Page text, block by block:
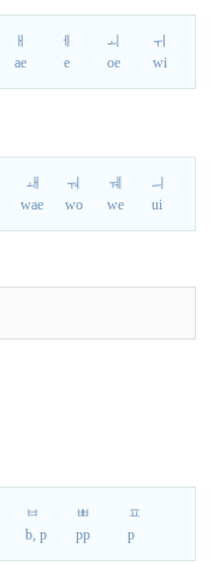
ㅐ
ae
ㅔ
e
ㅚ
oe
ㅟ
wi
ㅙ
wae
ㅝ
wo
ㅞ
we
ㅢ
ui
ㅂ
b, p
ㅃ
pp
ㅍ
p